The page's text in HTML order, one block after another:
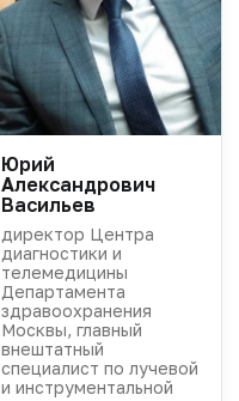
Юрий
Александрович
Васильев
директор Центра
диагностики и
телемедицины
Департамента
здравоохранения
Москвы, главный
внештатный
специалист по лучевой
и инструментальной